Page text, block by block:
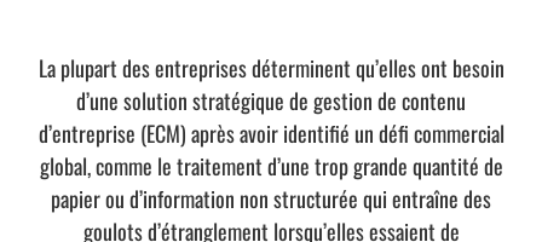
La plupart des entreprises déterminent qu’elles ont besoin
d’une solution stratégique de gestion de contenu
d’entreprise (ECM) après avoir identifié un défi commercial
global, comme le traitement d’une trop grande quantité de
papier ou d’information non structurée qui entraîne des
goulots d’étranglement lorsqu’elles essaient de